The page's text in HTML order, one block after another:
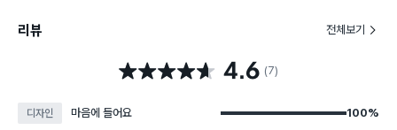
리뷰 전체보기
별점 4.6점 4.6 (7)
디자인 마음에 들어요 100%